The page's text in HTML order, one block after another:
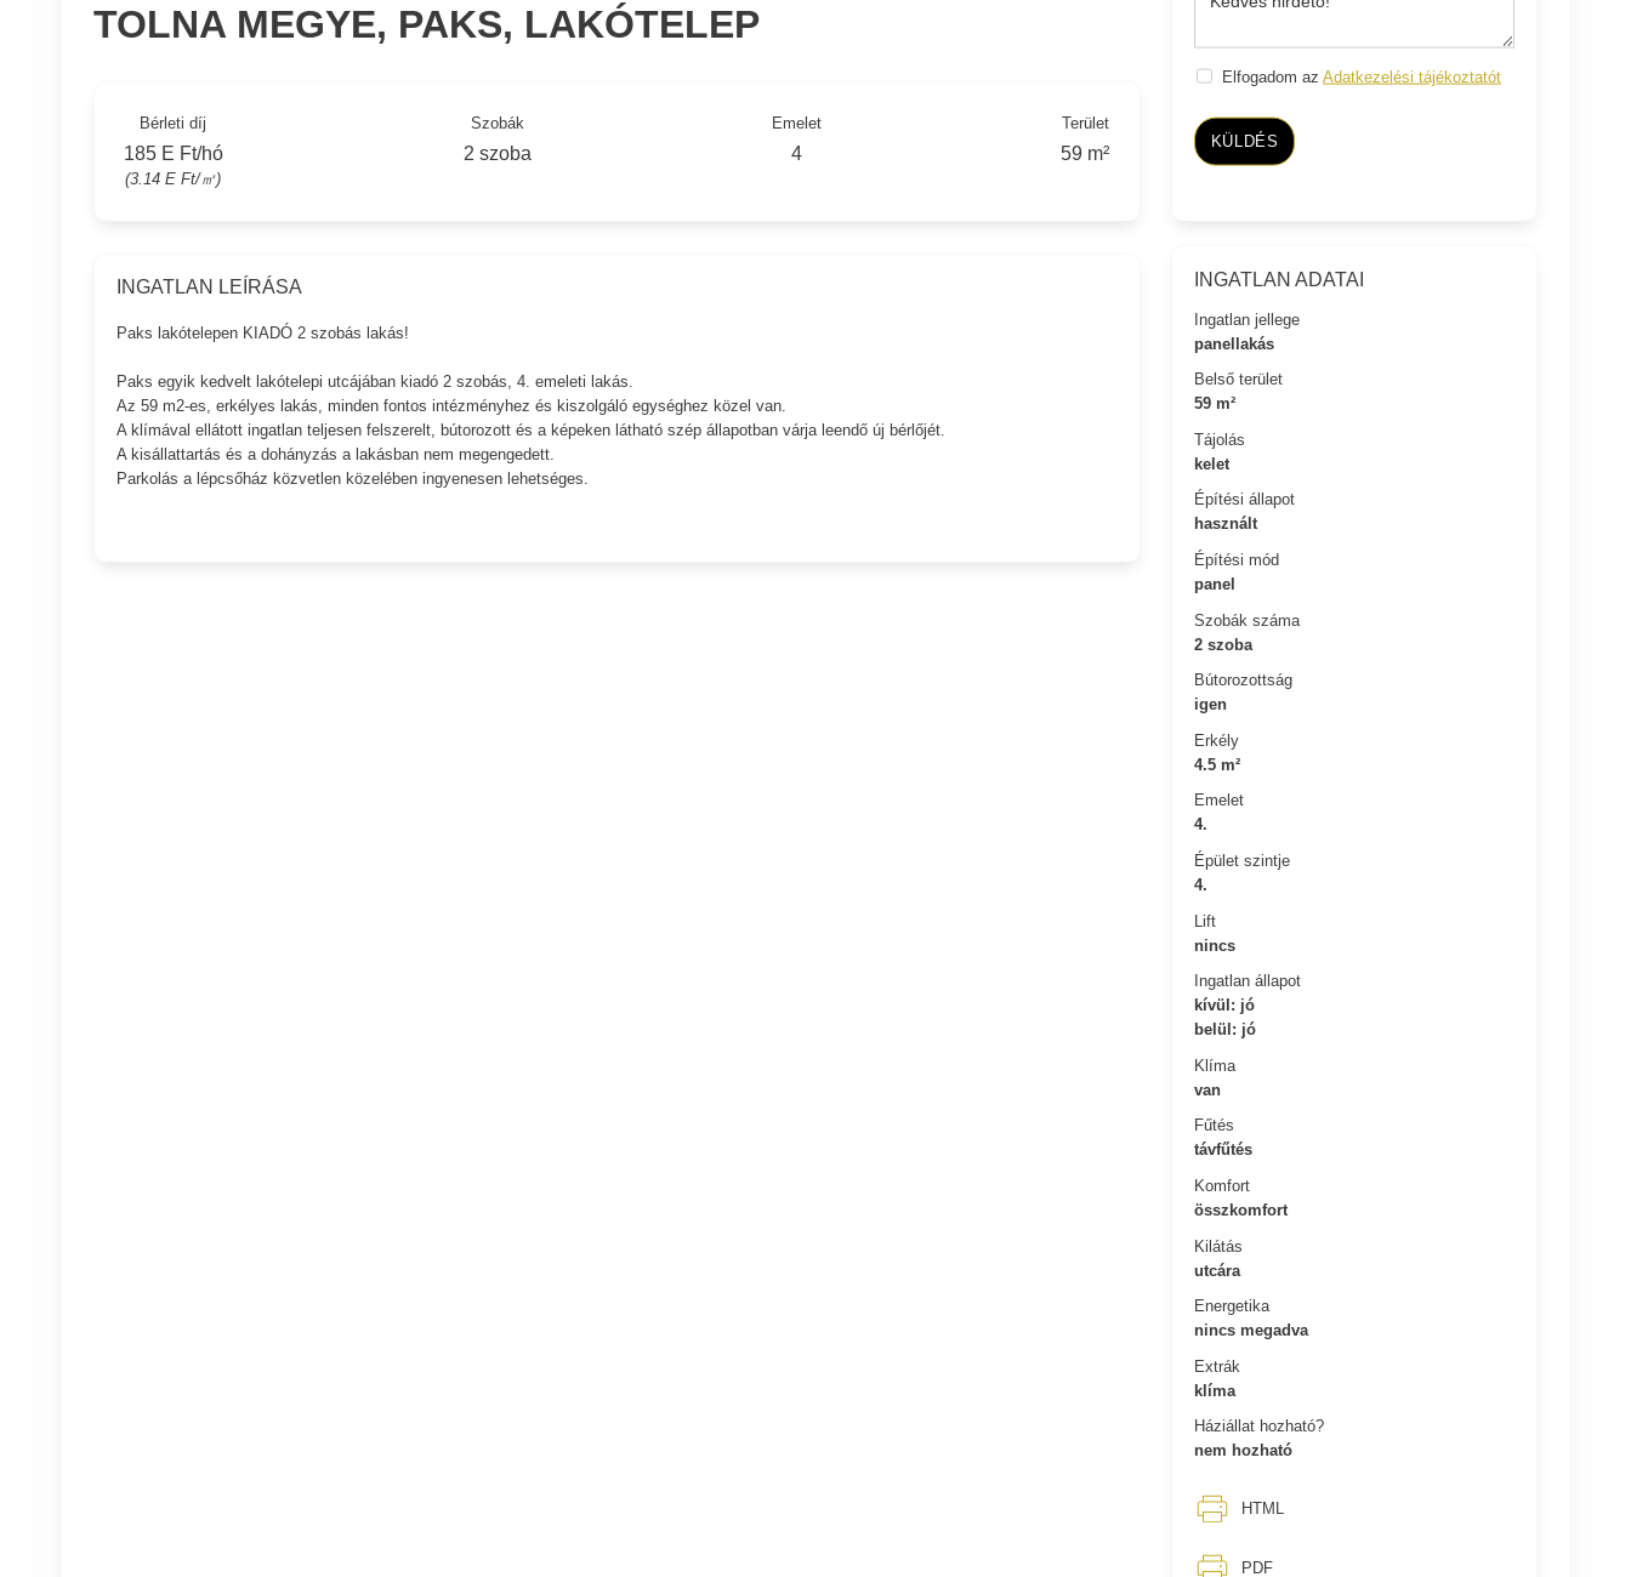
Elfogadom az Adatkezelési tájékoztatót
KÜLDÉS
INGATLAN ADATAI
Ingatlan jellege
panellakás
Belső terület
59 m²
Tájolás
kelet
Építési állapot
használt
Építési mód
panel
Szobák száma
2 szoba
Bútorozottság
igen
Erkély
4.5 m²
Emelet
4.
Épület szintje
4.
Lift
nincs
Ingatlan állapot
kívül: jó
belül: jó
Klíma
van
Fűtés
távfűtés
Komfort
összkomfort
Kilátás
utcára
Energetika
nincs megadva
Extrák
klíma
Háziállat hozható?
nem hozható
HTML
PDF
TOLNA MEGYE, PAKS, LAKÓTELEP
Bérleti díj
185 E Ft/hó
(3.14 E Ft/㎡)
Szobák
2 szoba
Emelet
4
Terület
59 m²
INGATLAN LEÍRÁSA
Paks lakótelepen KIADÓ 2 szobás lakás!
Paks egyik kedvelt lakótelepi utcájában kiadó 2 szobás, 4. emeleti lakás.
Az 59 m2-es, erkélyes lakás, minden fontos intézményhez és kiszolgáló egységhez közel van.
A klímával ellátott ingatlan teljesen felszerelt, bútorozott és a képeken látható szép állapotban várja leendő új bérlőjét.
A kisállattartás és a dohányzás a lakásban nem megengedett.
Parkolás a lépcsőház közvetlen közelében ingyenesen lehetséges.